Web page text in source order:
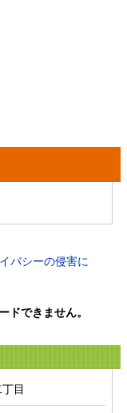
バシーの侵害に
ドできません。
目